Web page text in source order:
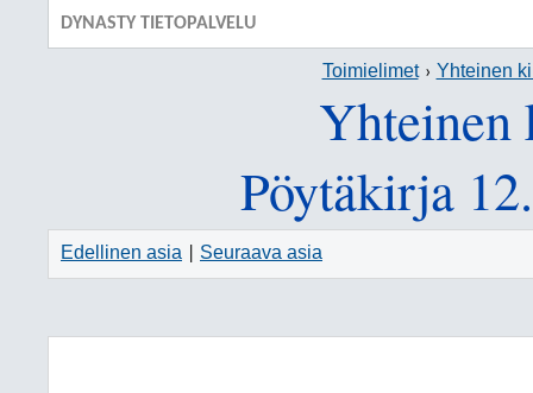
DYNASTY TIETOPALVELU
Toimielimet Yhteinen
Yhteinen
Pöytäkirja
Edellinen asia Seuraava asia